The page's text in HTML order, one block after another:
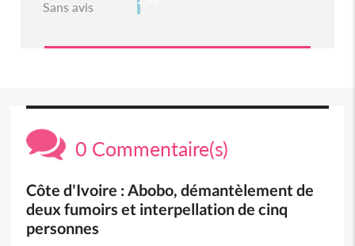
Sans avis
0 Commentaire(s)
Côte d'Ivoire : Abobo, démantèlement de
deux fumoirs et interpellation de cinq
personnes